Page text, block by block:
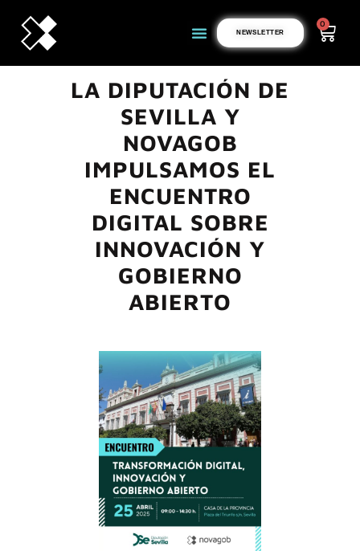
NEWSLETTER
0
LA DIPUTACIÓN DE
SEVILLA Y
NOVAGOB
IMPULSAMOS EL
ENCUENTRO
DIGITAL SOBRE
INNOVACIÓN Y
GOBIERNO
ABIERTO